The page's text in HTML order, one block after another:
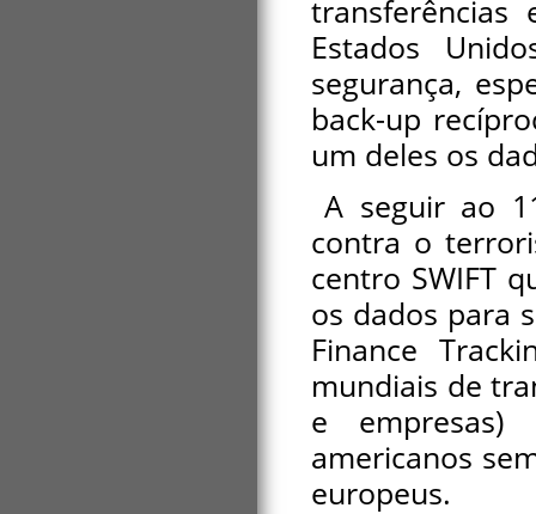
Estados
segurança,
back-up
um deles os
A seguir ao
contra o
centro SWIFT
os dados para
Finance
mundiais de
e empresas)
americanos
europeus.